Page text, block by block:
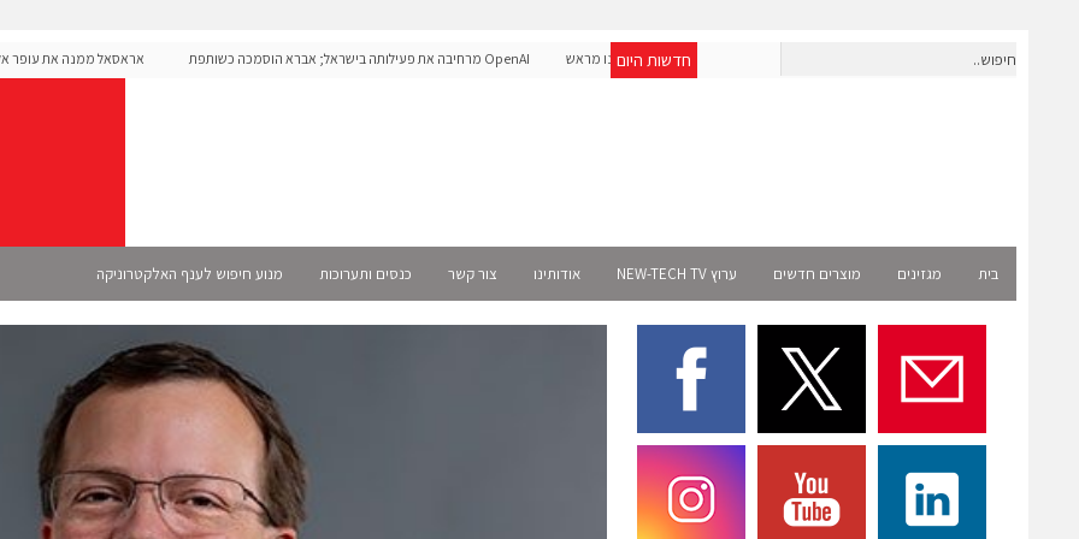
חדשות היום
חברת IAIG גייסה 6 מיליון דולר להקמת חברות תוכנה שנבנו מראש
OpenAI מרחיבה את פעילותה בישראל; אברא הוסמכה כשותפת
אראסאל ממנה את עופר
בית מגזינים מוצרים חדשים ערוץ NEW-TECH TV אודותינו צור קשר כנסים ותערוכות מנוע חיפוש לענף האלקטרוניקה